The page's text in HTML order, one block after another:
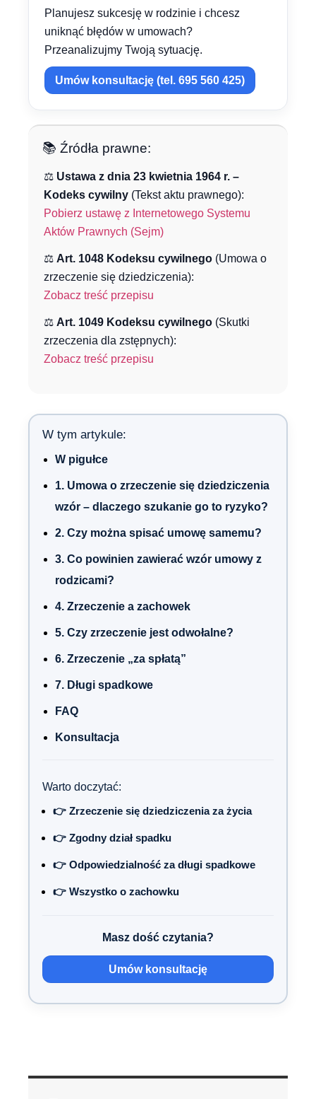
Planujesz sukcesję w rodzinie i chcesz
uniknąć błędów w umowach?
Przeanalizujmy Twoją sytuację.
Umów konsultację (tel. 695 560 425)
📚 Źródła prawne:
⚖️ Ustawa z dnia 23 kwietnia 1964 r. –
Kodeks cywilny (Tekst aktu prawnego):
Pobierz ustawę z Internetowego Systemu
Aktów Prawnych (Sejm)
⚖️ Art. 1048 Kodeksu cywilnego (Umowa o
zrzeczenie się dziedziczenia):
Zobacz treść przepisu
⚖️ Art. 1049 Kodeksu cywilnego (Skutki
zrzeczenia dla zstępnych):
Zobacz treść przepisu
W tym artykule:
W pigułce
1. Umowa o zrzeczenie się dziedziczenia
wzór – dlaczego szukanie go to ryzyko?
2. Czy można spisać umowę samemu?
3. Co powinien zawierać wzór umowy z
rodzicami?
4. Zrzeczenie a zachowek
5. Czy zrzeczenie jest odwołalne?
6. Zrzeczenie „za spłatą”
7. Długi spadkowe
FAQ
Konsultacja
Warto doczytać:
👉 Zrzeczenie się dziedziczenia za życia
👉 Zgodny dział spadku
👉 Odpowiedzialność za długi spadkowe
👉 Wszystko o zachowku
Masz dość czytania?
Umów konsultację